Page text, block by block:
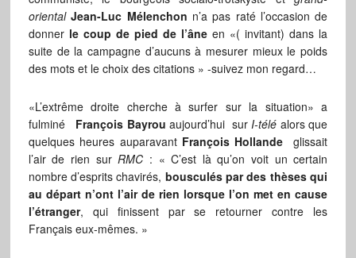
oriental Jean-Luc Mélenchon n’a pas raté l’occasion de
donner le coup de pied de l’âne en «( invitant) dans la
suite de la campagne d’aucuns à mesurer mieux le poids
des mots et le choix des citations » -suivez mon regard…
«L’extrême droite cherche à surfer sur la situation» a
fulminé François Bayrouaujourd’hui surI-télé alors que
quelques heures auparavant François Hollande
glissait
l’air de rien surRMC : « C’est là qu’on voit un certain
nombre d’esprits chavirés, bousculés par des thèses qui
au départ n’ont l’air de rien lorsque l’on met en cause
l’étranger, qui finissent par se retourner contre les
Français eux-mêmes. »